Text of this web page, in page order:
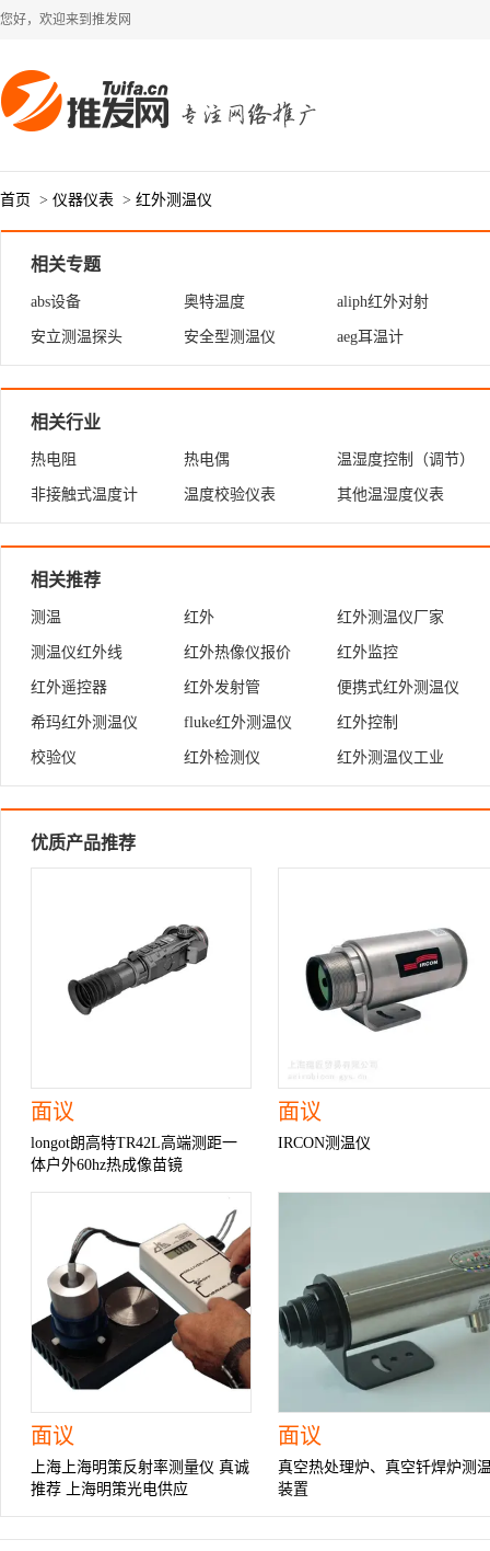
您好，欢迎来到推发网
首页 > 仪器仪表 > 红外测温仪
相关专题
abs设备 奥特温度 aliph红外对射
安立测温探头 安全型测温仪 aeg耳温计
相关行业
热电阻 热电偶
温湿度控制（调节）
器
非接触式温度计 温度校验仪表 其他温湿度仪表
相关推荐
测温 红外 红外测温仪厂家
测温仪红外线 红外热像仪报价 红外监控
红外遥控器 红外发射管 便携式红外测温仪
希玛红外测温仪 fluke红外测温仪 红外控制
校验仪 红外检测仪 红外测温仪工业
优质产品推荐
面议
longot朗高特TR42L高端测距一
体户外60hz热成像苗镜
面议
IRCON测温仪
面议
上海上海明策反射率测量仪 真诚
推荐 上海明策光电供应
面议
真空热处理炉、真空钎焊炉测
装置